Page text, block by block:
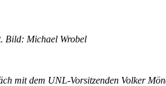
Bild: Michael Wrobel
mit dem UNL-Vorsitzenden Volker